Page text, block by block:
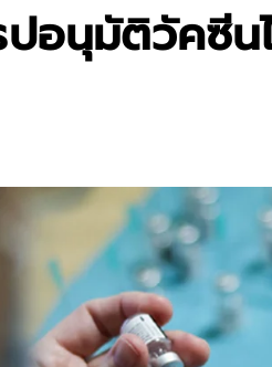
อนุมัติวัคซีน